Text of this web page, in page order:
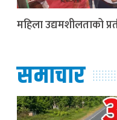
महिला उद्यमशीलताको
समाचार